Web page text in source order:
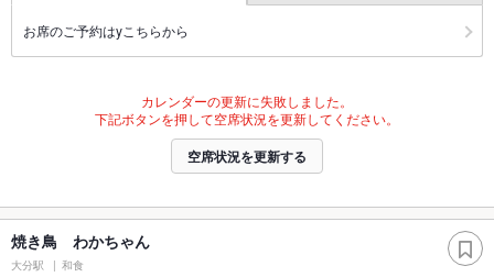
お席のご予約はyこちらから
カレンダーの更新に失敗しました。
下記ボタンを押して空席状況を更新してください。
空席状況を更新する
焼き鳥 わかちゃん
大分駅 和食